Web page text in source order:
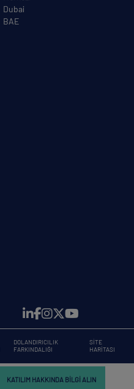
KATILIM HAKKINDA BILGI ALIN
Dubai
BAE
DOLANDIRICILIK
FARKINDALIĞI
SITE
HARITASI